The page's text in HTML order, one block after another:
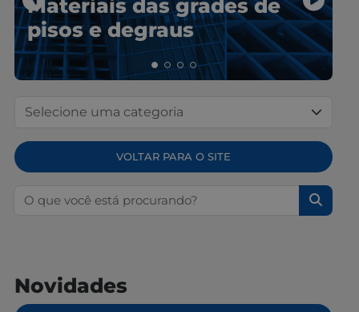
Materiais das grades de
pisos e degraus
VOLTAR PARA O SITE
Pesquisar por:
Novidades